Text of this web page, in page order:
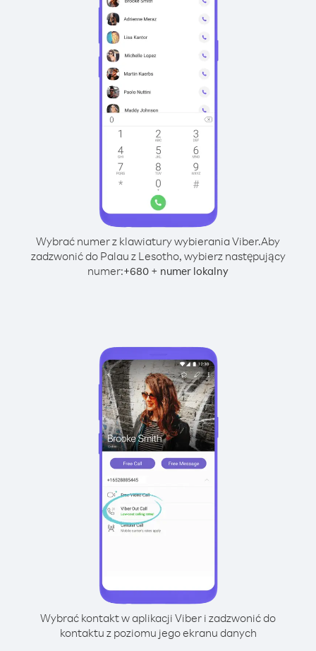
Wybrać numer z klawiatury wybierania Viber.Aby
zadzwonić do Palau z Lesotho, wybierz następujący
numer:+680 + numer lokalny
Wybrać kontakt w aplikacji Viber i zadzwonić do
kontaktu z poziomu jego ekranu danych